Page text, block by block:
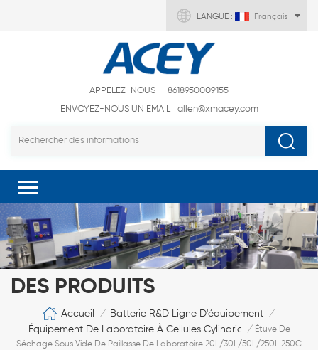
LANGUE : Français
APPELEZ-NOUS
+8618950009155
ENVOYEZ-NOUS UN EMAIL
allen@xmacey.com
DES PRODUITS
Accueil / Batterie R&D Ligne D'équipement /
Équipement De Laboratoire À Cellules Cylindriques
/ Étuve De
Séchage Sous Vide De Paillasse De Laboratoire 20L/30L/50L/250L 250C